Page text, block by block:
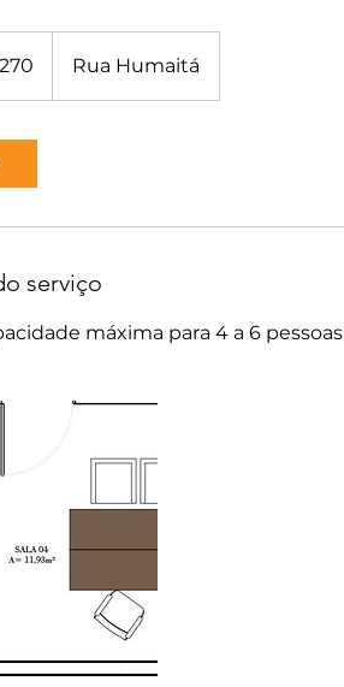
Rua Humaitá
serviço
máxima para 4 a 6 pessoas